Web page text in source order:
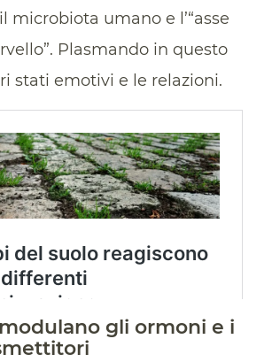
microbiota umano e l’“asse
Plasmando in questo
stati emotivi e le relazioni.
gli ormoni e i